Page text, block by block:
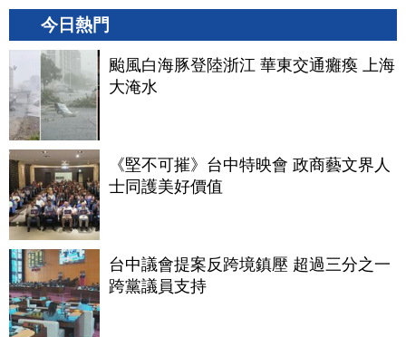
今日熱門
颱風白海豚登陸浙江 華東交通癱瘓 上海
大淹水
《堅不可摧》台中特映會 政商藝文界人
士同護美好價值
台中議會提案反跨境鎮壓 超過三分之一
跨黨議員支持